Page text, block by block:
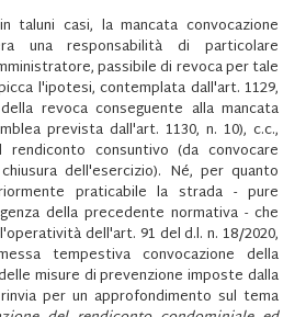
taluni casi, la mancata convocazione
una responsabilità di particolare
passibile di revoca per tale
l'ipotesi, contemplata dall'art. 1129,
revoca conseguente alla mancata
prevista dall'art. 1130, n. 10), c.c.,
consuntivo (da convocare
dell'esercizio). Né, per quanto
praticabile la strada - pure
della precedente normativa - che
dell'art. 91 del d.l. n. 18/2020,
tempestiva convocazione della
misure di prevenzione imposte dalla
per un approfondimento sul tema